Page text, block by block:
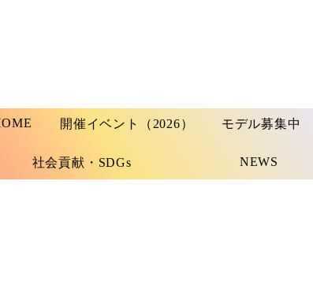
開催イベント（2026） モデル募集中
社会貢献・SDGs NEWS